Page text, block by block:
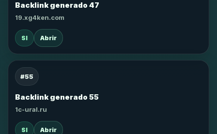
Backlink generado 47
19.xg4ken.com
SI Abrir
#55
Backlink generado 55
1c-ural.ru
SI Abrir